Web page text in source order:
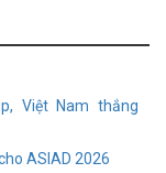
Việt Nam thắng
ASIAD 2026